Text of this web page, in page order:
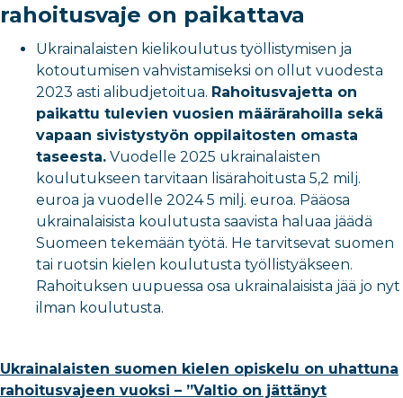
rahoitusvaje on paikattava
Ukrainalaisten kielikoulutus työllistymisen ja
kotoutumisen vahvistamiseksi on ollut vuodesta
2023 asti alibudjetoitua. Rahoitusvajetta on
paikattu tulevien vuosien määrärahoilla sekä
vapaan sivistystyön oppilaitosten omasta
taseesta. Vuodelle 2025 ukrainalaisten
koulutukseen tarvitaan lisärahoitusta 5,2 milj.
euroa ja vuodelle 2024 5 milj. euroa. Pääosa
ukrainalaisista koulutusta saavista haluaa jäädä
Suomeen tekemään työtä. He tarvitsevat suomen
tai ruotsin kielen koulutusta työllistyäkseen.
Rahoituksen uupuessa osa ukrainalaisista jää jo nyt
ilman koulutusta.
Ukrainalaisten suomen kielen opiskelu on uhattuna
rahoitusvajeen vuoksi – ”Valtio on jättänyt